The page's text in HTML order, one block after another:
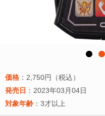
価格 ：2,750円（税込）
発売日 ：2023年03月04日
対象年齢 ：3才以上